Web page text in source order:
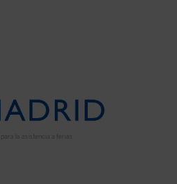
la asistencia a ferias